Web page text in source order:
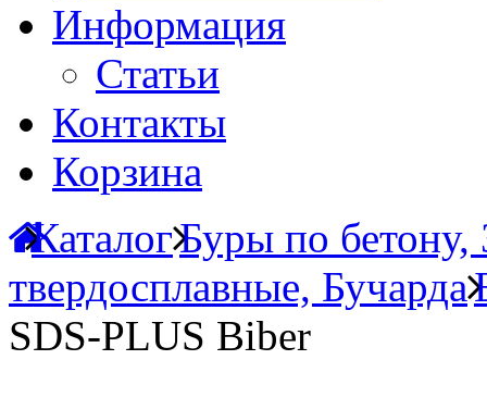
Информация
Статьи
Контакты
Корзина
КаталогБуры по
твердосплавные, Бучарда
SDS-PLUS Biber